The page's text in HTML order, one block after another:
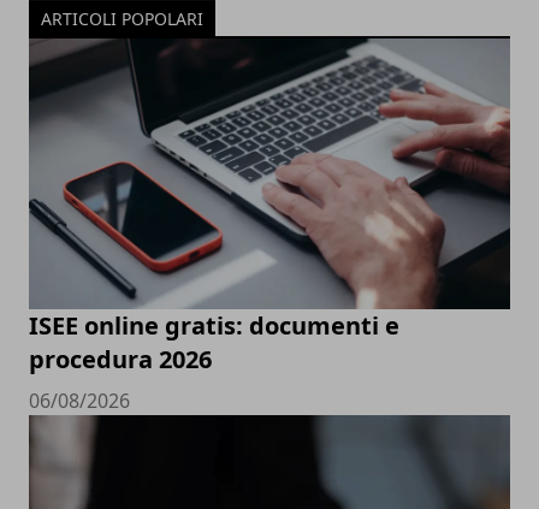
ARTICOLI POPOLARI
ISEE online gratis: documenti e
procedura 2026
06/08/2026